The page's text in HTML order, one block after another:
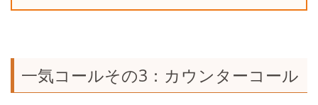
一気コールその3：カウンターコール